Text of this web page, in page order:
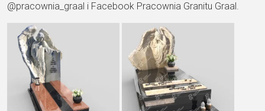
@pracownia_graal i Facebook Pracownia Granitu Graal.